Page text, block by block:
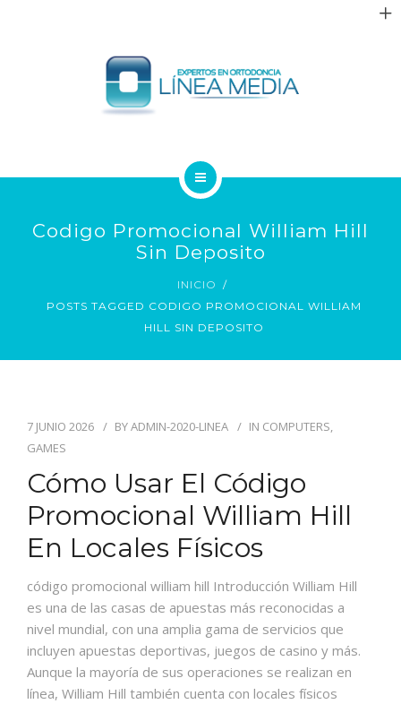
TRATAMIENTOS
PIDE TU CITA
Codigo Promocional William Hill
Sin Deposito
INICIO
POSTS TAGGED CODIGO PROMOCIONAL WILLIAM
HILL SIN DEPOSITO
7 JUNIO 2026 BYADMIN-2020-LINEA IN COMPUTERS,
GAMES
Cómo Usar El Código
Promocional William Hill
En Locales Físicos
código promocional william hill Introducción William Hill
es una de las casas de apuestas más reconocidas a
nivel mundial, con una amplia gama de servicios que
incluyen apuestas deportivas, juegos de casino y más.
Aunque la mayoría de sus operaciones se realizan en
línea, William Hill también cuenta con locales físicos